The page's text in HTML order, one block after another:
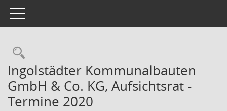
Toggle navigation
Rechercheauswahl
Ingolstädter Kommunalbauten
GmbH & Co. KG, Aufsichtsrat -
Termine 2020